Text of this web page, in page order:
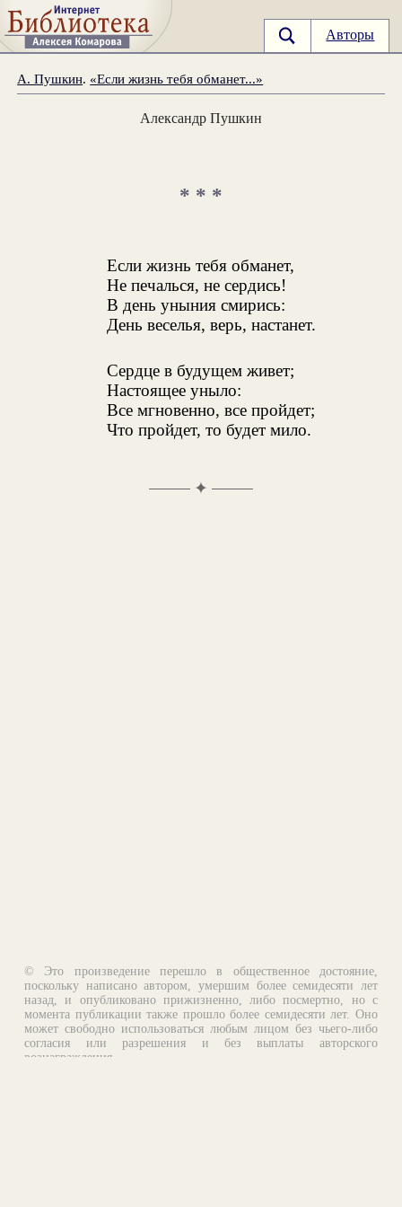
Авторы
А. Пушкин. «Если жизнь тебя обманет...»
Александр Пушкин
* * *
Если жизнь тебя обманет,
Не печалься, не сердись!
В день уныния смирись:
День веселья, верь, настанет.
Сердце в будущем живет;
Настоящее уныло:
Все мгновенно, все пройдет;
Что пройдет, то будет мило.
✦
© Это произведение перешло в общественное достояние,
поскольку написано автором, умершим более семидесяти лет
назад, и опубликовано прижизненно, либо посмертно, но с
момента публикации также прошло более семидесяти лет. Оно
может свободно использоваться любым лицом без чьего-либо
согласия или разрешения и без выплаты авторского
вознаграждения.